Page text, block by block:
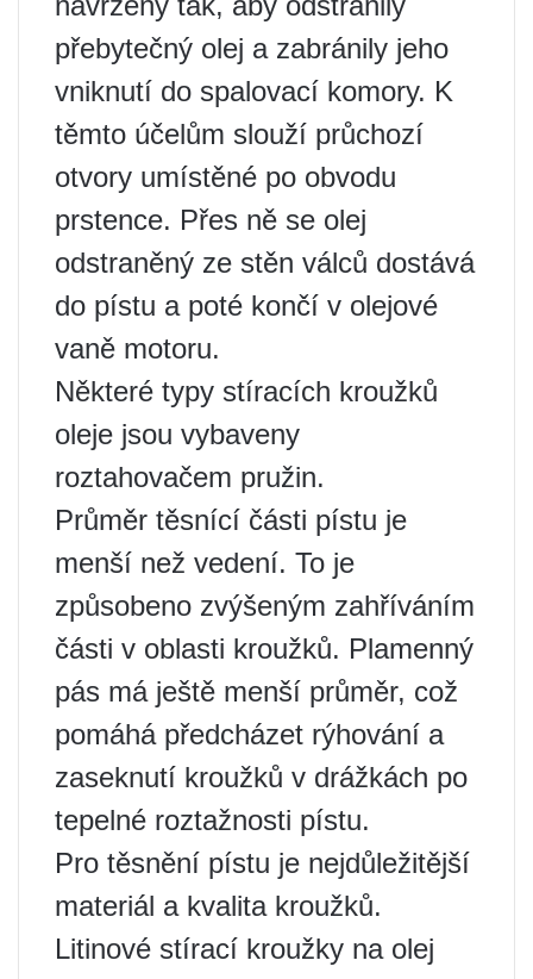
přebytečný olej a zabránily jeho
vniknutí do spalovací komory. K
těmto účelům slouží průchozí
otvory umístěné po obvodu
prstence. Přes ně se olej
odstraněný ze stěn válců dostává
do pístu a poté končí v olejové
vaně motoru.
Některé typy stíracích kroužků
oleje jsou vybaveny
roztahovačem pružin.
Průměr těsnící části pístu je
menší než vedení. To je
způsobeno zvýšeným zahříváním
části v oblasti kroužků. Plamenný
pás má ještě menší průměr, což
pomáhá předcházet rýhování a
zaseknutí kroužků v drážkách po
tepelné roztažnosti pístu.
Pro těsnění pístu je nejdůležitější
materiál a kvalita kroužků.
Litinové stírací kroužky na olej